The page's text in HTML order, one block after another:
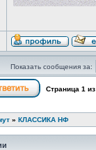
Показать сообщения за:
Страница 1 из
» КЛАССИКА НФ